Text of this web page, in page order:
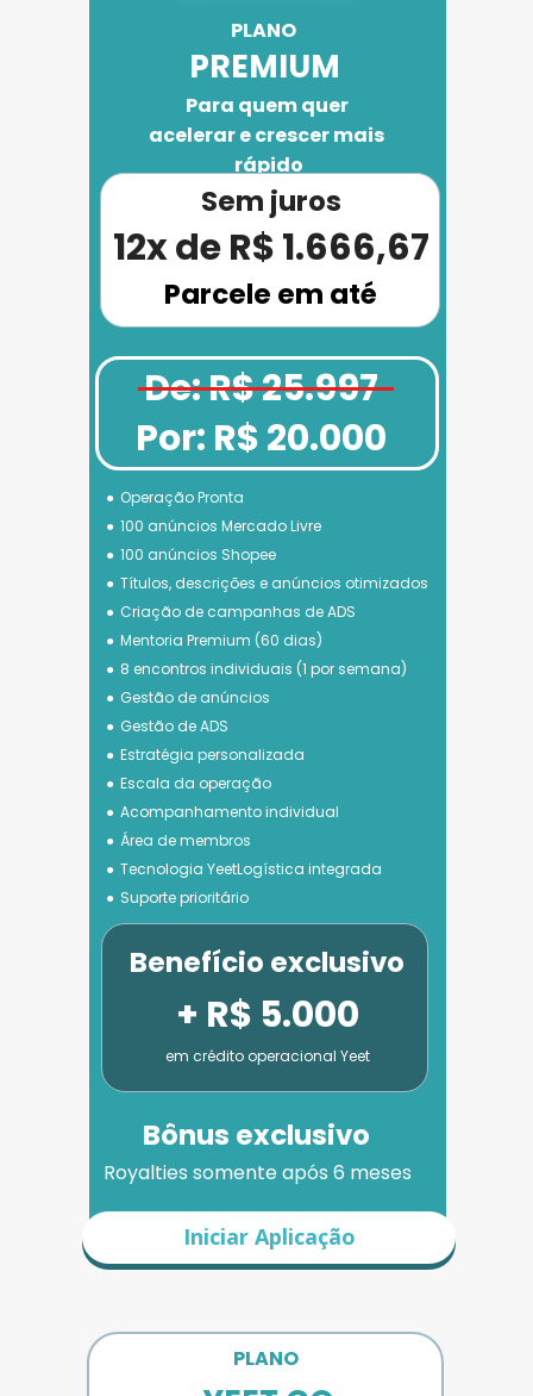
PLANO
PLANO
PREMIUM
Operação Pronta
100 anúncios Mercado Livre
100 anúncios Shopee
Títulos, descrições e anúncios otimizados
Criação de campanhas de ADS
Mentoria Premium (60 dias)
8 encontros individuais (1 por semana)
Gestão de anúncios
Gestão de ADS
Estratégia personalizada
Escala da operação
Acompanhamento individual
Área de membros
Tecnologia YeetLogística integrada
Suporte prioritário
Iniciar Aplicação
Para quem quer
acelerar e crescer mais
rápido
Parcele em até
12x de R$ 1.666,67
Sem juros
De: R$ 25.997
Por: R$ 20.000
Bônus exclusivo
+ R$ 5.000
em crédito operacional Yeet
Benefício exclusivo
Royalties somente após 6 meses